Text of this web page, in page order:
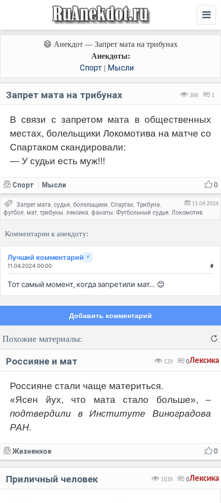
😄 Анекдот — Запрет мата на трибунах
Анекдоты:
Спорт | Мысли
306 1
Запрет мата на трибунах
В связи с запретом мата в общественных
местах, болельщики Локомотива на матче со
Спартаком скандировали:
— У судьи есть муж!!!
0
Спорт Мысли
11.04.2024
Запрет мата, судья, болельщики, Спартак, Трибуна,
футбол, мат,трибуны, лексика, фанаты, Футбольный судья, Локомотив
Комментарии к анекдоту:
Лучший комментарий ⚡
11.04.2024 00:00 #
Тот самый момент, когда запретили мат... 😊
Добавить комментарий
Похожие материалы:
Лексика
129 0
Россияне и мат
Россияне стали чаще материться.
«Ясен йух, что мата стало больше», –
подтвердили в Институте Виноградова
РАН.
0
Жизненное
Лексика
1039 0
Приличный человек